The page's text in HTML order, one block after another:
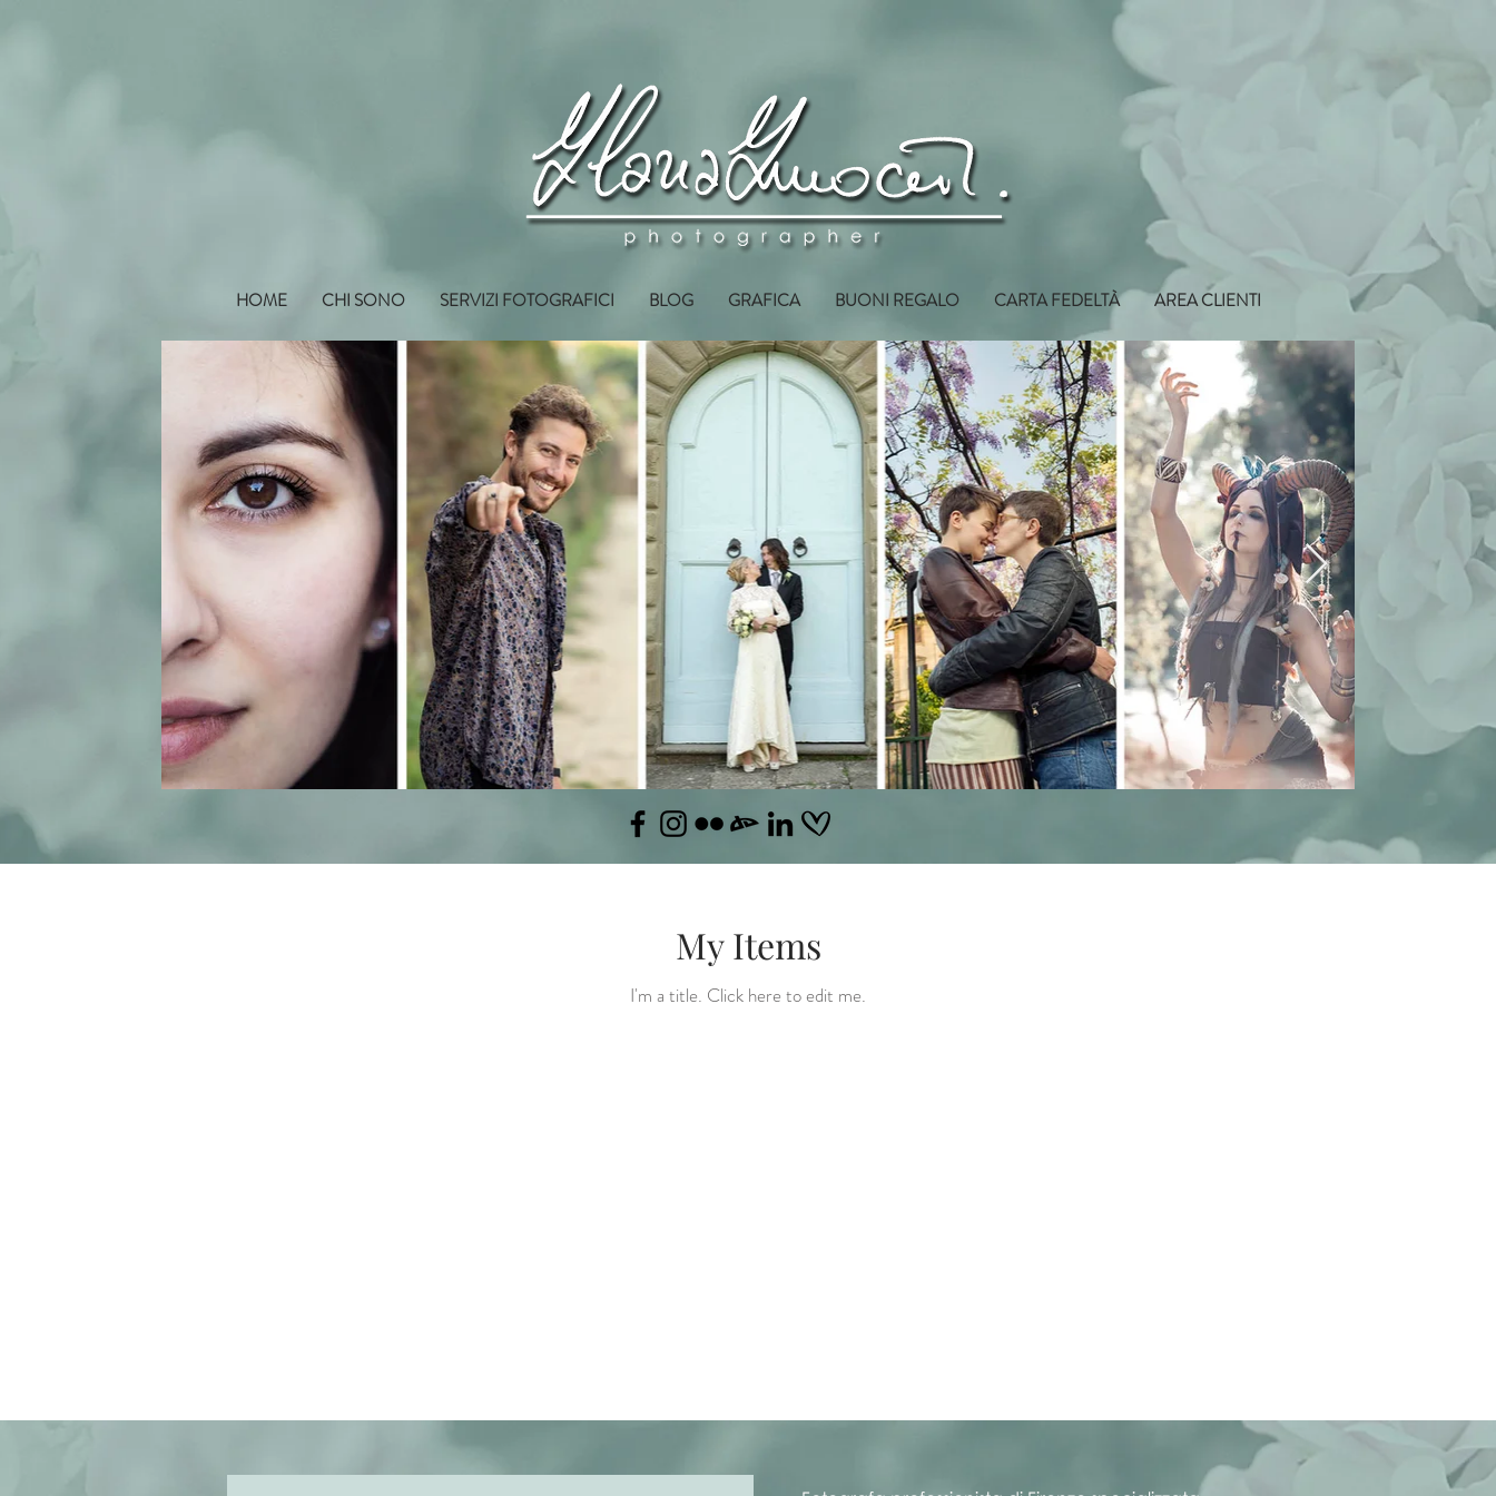
HOME CHI SONO SERVIZI FOTOGRAFICI BLOG GRAFICA BUONI REGALO CARTA FEDELTÀ AREA CLIENTI
My Items
I'm a title. ​Click here to edit me.